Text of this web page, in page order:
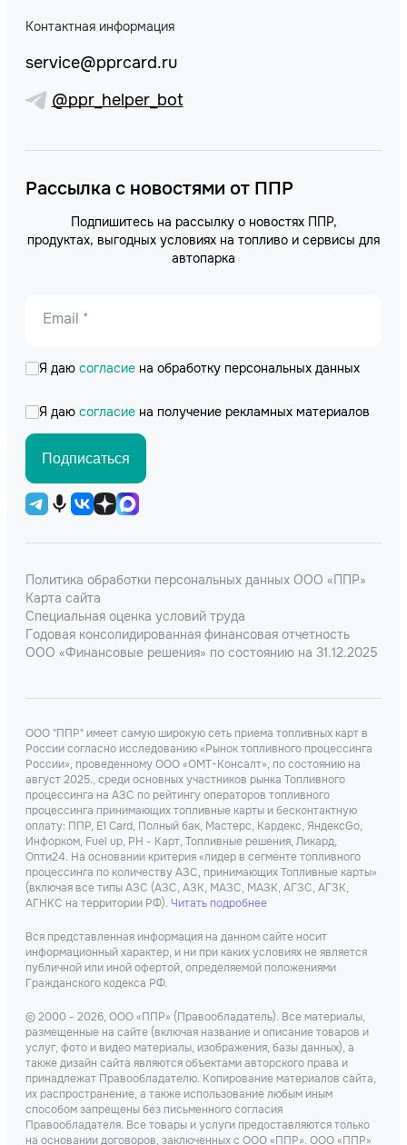
Контактная информация
service@pprcard.ru
@ppr_helper_bot
Рассылка с новостями от ППР
Подпишитесь на рассылку о новостях ППР,
продуктах, выгодных условиях на топливо и сервисы для
автопарка
Email *
Я даю согласие на обработку персональных данных
Я даю согласие на получение рекламных материалов
Подписаться
Политика обработки персональных данных ООО «ППР»
Карта сайта
Специальная оценка условий труда
Годовая консолидированная финансовая отчетность
ООО «Финансовые решения» по состоянию на 31.12.2025
ООО "ППР" имеет самую широкую сеть приема топливных карт в
России согласно исследованию «Рынок топливного процессинга
России», проведенному ООО «ОМТ-Консалт», по состоянию на
август 2025., среди основных участников рынка Топливного
процессинга на АЗС по рейтингу операторов топливного
процессинга принимающих топливные карты и бесконтактную
оплату: ППР, Е1 Card, Полный бак, Мастерс, Кардекс, ЯндексGo,
Инфорком, Fuel up, РН - Карт, Топливные решения, Ликард,
Опти24. На основании критерия «лидер в сегменте топливного
процессинга по количеству АЗС, принимающих Топливные карты»
(включая все типы АЗС (АЗС, АЗК, МАЗС, МАЗК, АГЗС, АГЗК,
АГНКС на территории РФ). Читать подробнее
Вся представленная информация на данном сайте носит
информационный характер, и ни при каких условиях не является
публичной или иной офертой, определяемой положениями
Гражданского кодекса РФ.
© 2000 - 2026, ООО «ППР» (Правообладатель). Все материалы,
размещенные на сайте (включая название и описание товаров и
услуг, фото и видео материалы, изображения, базы данных), а
также дизайн сайта являются объектами авторского права и
принадлежат Правообладателю. Копирование материалов сайта,
их распространение, а также использование любым иным
способом запрещены без письменного согласия
Правообладателя. Все товары и услуги предоставляются только
на основании договоров, заключенных с ООО «ППР». ООО «ППР»